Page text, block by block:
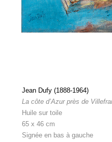
Jean Dufy (1888-1964)
La côte d’Azur près de
Huile sur toile
65 x 46 cm
Signée en bas à gauche